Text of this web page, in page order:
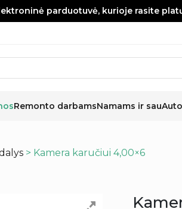
parduotuvė, kurioje rasite
Remonto darbamsNamams ir sau
> Kamera karučiui 4,00×6